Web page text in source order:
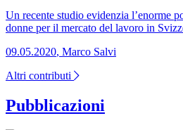
Un recente studio evidenzia l’enorme
donne per il mercato del lavoro in
09.05.2020, Marco Salvi
Altri contributi
Pubblicazioni